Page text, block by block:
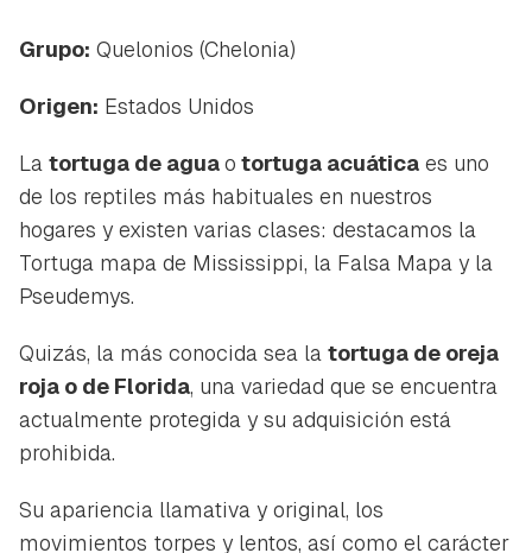
Grupo: Quelonios (Chelonia)
Origen: Estados Unidos
La tortuga de aguao tortuga acuática es uno
de los reptiles más habituales en nuestros
hogares y existen varias clases: destacamos la
Tortuga mapa de Mississippi, la Falsa Mapa y la
Pseudemys.
Quizás, la más conocida sea la tortuga de oreja
roja o de Florida, una variedad que se encuentra
actualmente protegida y su adquisición está
prohibida.
Su apariencia llamativa y original, los
movimientos torpes y lentos, así como el carácter